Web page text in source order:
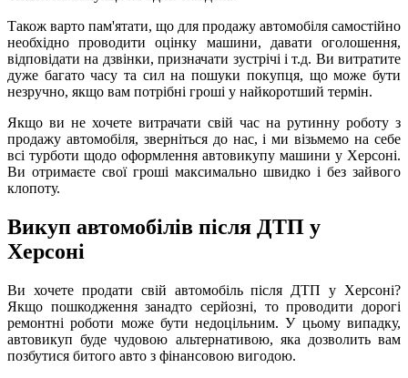
Також варто пам'ятати, що для продажу автомобіля самостійно
необхідно проводити оцінку машини, давати оголошення,
відповідати на дзвінки, призначати зустрічі і т.д. Ви витратите
дуже багато часу та сил на пошуки покупця, що може бути
незручно, якщо вам потрібні гроші у найкоротший термін.
Якщо ви не хочете витрачати свій час на рутинну роботу з
продажу автомобіля, зверніться до нас, і ми візьмемо на себе
всі турботи щодо оформлення автовикупу машини у Херсоні.
Ви отримаєте свої гроші максимально швидко і без зайвого
клопоту.
Викуп автомобілів після ДТП у
Херсоні
Ви хочете продати свій автомобіль після ДТП у Херсоні?
Якщо пошкодження занадто серйозні, то проводити дорогі
ремонтні роботи може бути недоцільним. У цьому випадку,
автовикуп буде чудовою альтернативою, яка дозволить вам
позбутися битого авто з фінансовою вигодою.